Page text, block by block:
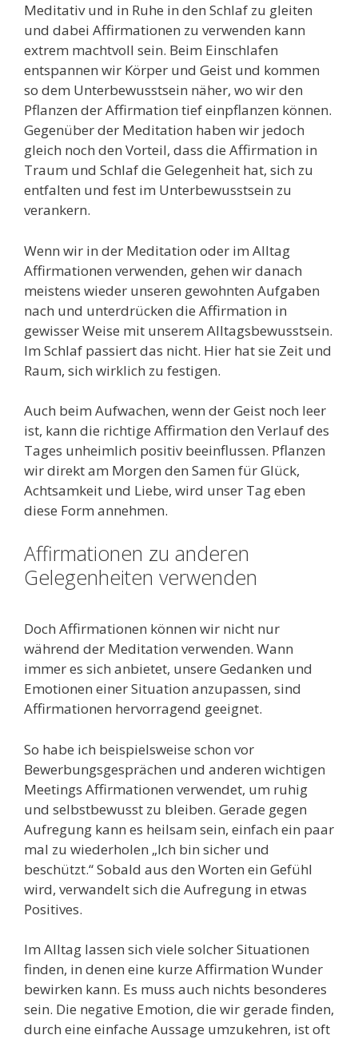
Meditativ und in Ruhe in den Schlaf zu gleiten
und dabei Affirmationen zu verwenden kann
extrem machtvoll sein. Beim Einschlafen
entspannen wir Körper und Geist und kommen
so dem Unterbewusstsein näher, wo wir den
Pflanzen der Affirmation tief einpflanzen können.
Gegenüber der Meditation haben wir jedoch
gleich noch den Vorteil, dass die Affirmation in
Traum und Schlaf die Gelegenheit hat, sich zu
entfalten und fest im Unterbewusstsein zu
verankern.
Wenn wir in der Meditation oder im Alltag
Affirmationen verwenden, gehen wir danach
meistens wieder unseren gewohnten Aufgaben
nach und unterdrücken die Affirmation in
gewisser Weise mit unserem Alltagsbewusstsein.
Im Schlaf passiert das nicht. Hier hat sie Zeit und
Raum, sich wirklich zu festigen.
Auch beim Aufwachen, wenn der Geist noch leer
ist, kann die richtige Affirmation den Verlauf des
Tages unheimlich positiv beeinflussen. Pflanzen
wir direkt am Morgen den Samen für Glück,
Achtsamkeit und Liebe, wird unser Tag eben
diese Form annehmen.
Affirmationen zu anderen
Gelegenheiten verwenden
Doch Affirmationen können wir nicht nur
während der Meditation verwenden. Wann
immer es sich anbietet, unsere Gedanken und
Emotionen einer Situation anzupassen, sind
Affirmationen hervorragend geeignet.
So habe ich beispielsweise schon vor
Bewerbungsgesprächen und anderen wichtigen
Meetings Affirmationen verwendet, um ruhig
und selbstbewusst zu bleiben. Gerade gegen
Aufregung kann es heilsam sein, einfach ein paar
mal zu wiederholen „Ich bin sicher und
beschützt.“ Sobald aus den Worten ein Gefühl
wird, verwandelt sich die Aufregung in etwas
Positives.
Im Alltag lassen sich viele solcher Situationen
finden, in denen eine kurze Affirmation Wunder
bewirken kann. Es muss auch nichts besonderes
sein. Die negative Emotion, die wir gerade finden,
durch eine einfache Aussage umzukehren, ist oft